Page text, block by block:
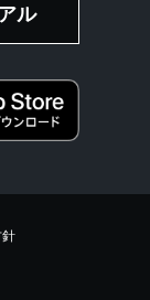
ル